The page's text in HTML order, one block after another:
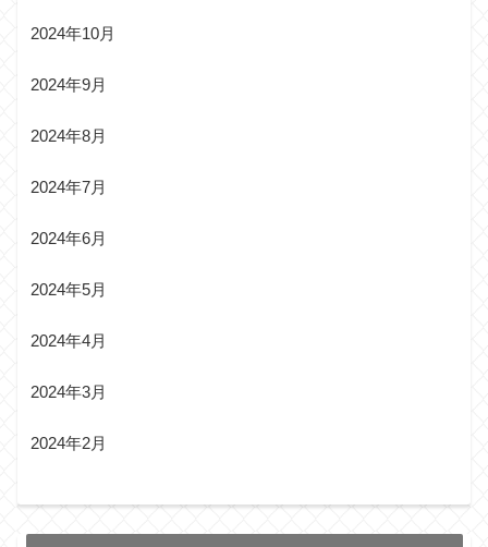
2024年10月
2024年9月
2024年8月
2024年7月
2024年6月
2024年5月
2024年4月
2024年3月
2024年2月